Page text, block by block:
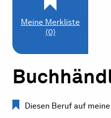
Meine Merkliste
(0)
Diesen Beruf auf